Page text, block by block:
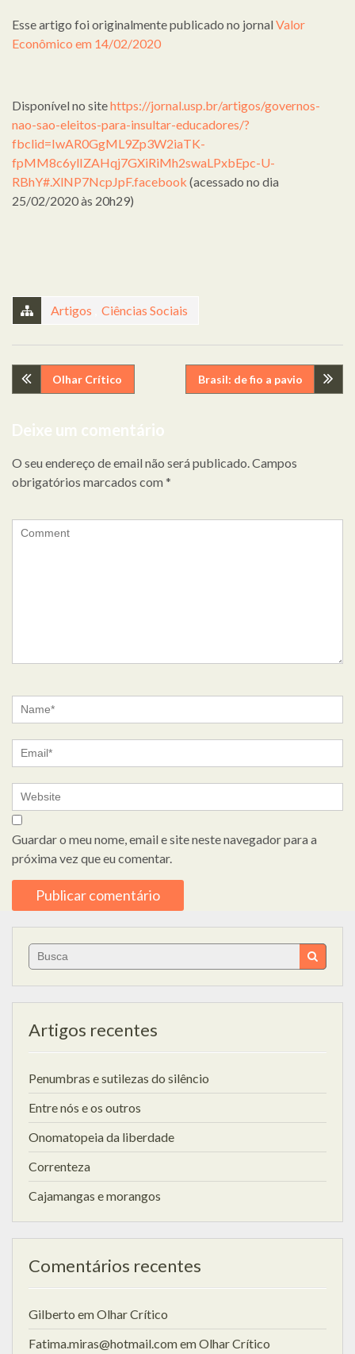
Esse artigo foi originalmente publicado no jornal Valor
Econômico em 14/02/2020
Disponível no sitehttps://jornal.usp.br/artigos/governos-
nao-sao-eleitos-para-insultar-educadores/?
fbclid=IwAR0GgML9Zp3W2iaTK-
fpMM8c6ylIZAHqj7GXiRiMh2swaLPxbEpc-U-
RBhY#.XlNP7NcpJpF.facebook (acessado no dia
25/02/2020 às 20h29)
Artigos Ciências Sociais
Navegação
de
artigos
Olhar Crítico Brasil: de fio a pavio
Deixe um comentário
O seu endereço de email não será publicado. Campos
obrigatórios marcados com *
Guardar o meu nome, email e site neste navegador para a
próxima vez que eu comentar.
Search
for:
Artigos recentes
Penumbras e sutilezas do silêncio
Entre nós e os outros
Onomatopeia da liberdade
Correnteza
Cajamangas e morangos
Comentários recentes
Gilberto emOlhar Crítico
Fatima.miras@hotmail.comemOlhar Crítico